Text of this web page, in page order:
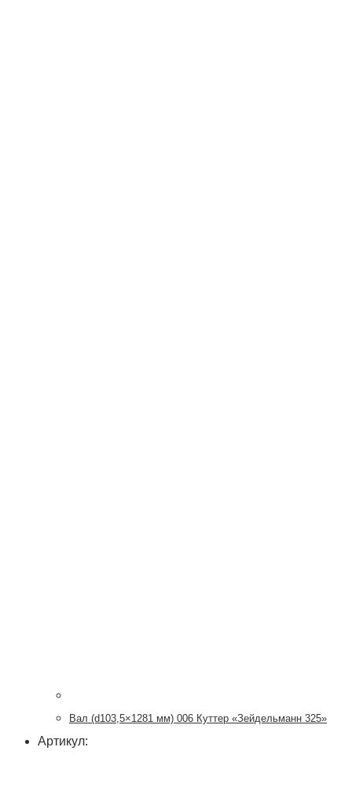
Вал (d103,5×1281 мм) 006 Куттер «Зейдельманн 325»
Артикул: